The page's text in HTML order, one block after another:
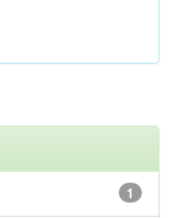
1